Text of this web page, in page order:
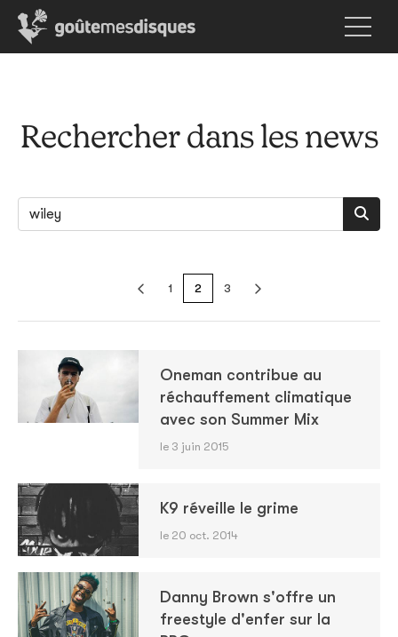
Rechercher dans les news
1 2 3
Oneman contribue au
réchauffement climatique
avec son Summer Mix
le 3 juin 2015
K9 réveille le grime
le 20 oct. 2014
Danny Brown s'offre un
freestyle d'enfer sur la